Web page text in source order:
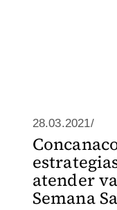
28.03.2021/
atender
Semana